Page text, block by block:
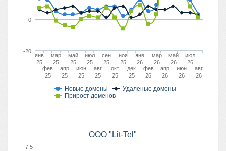
Новые домены
Удаленые домены
Прирост доменов
янв
25
фев
25
мар
25
апр
25
май
25
июн
25
июл
25
авг
25
сен
25
окт
25
ноя
25
дек
25
янв
26
фев
26
мар
26
апр
26
май
26
июн
26
июл
26
авг
26
0
-20
OOO "Lit-Tel"
7.5